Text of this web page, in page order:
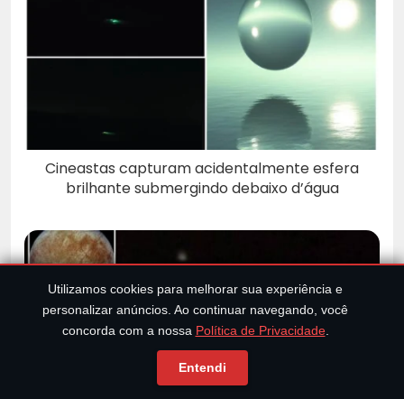
Cineastas capturam acidentalmente esfera
brilhante submergindo debaixo d’água
Utilizamos cookies para melhorar sua experiência e
personalizar anúncios. Ao continuar navegando, você
concorda com a nossa Política de Privacidade.
Entendi